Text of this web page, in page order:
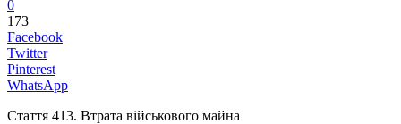
0
173
Facebook
Twitter
Pinterest
WhatsApp
Стаття 413. Втрата військового майна